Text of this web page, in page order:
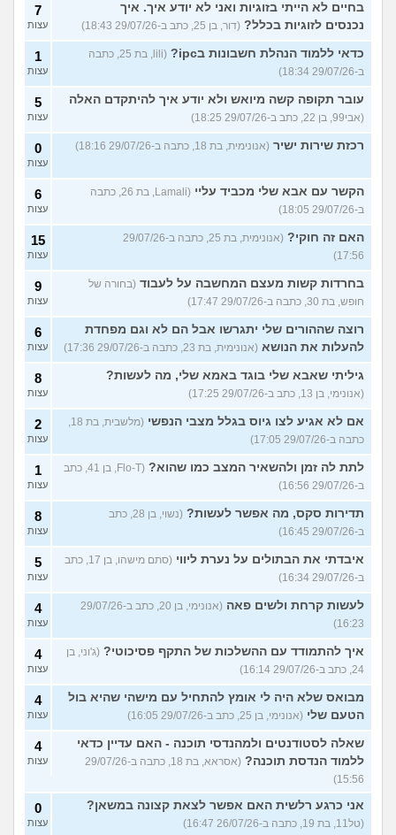
בחיים לא הייתי בזוגיות ואני לא יודע איך. איך
נכנסים לזוגיות בכלל? (דור, בן 25, כתב ב-29/07/26 18:43)
7
עצות
כדאי ללמוד הנהלת חשבונות בipc?
(lili, בת 25, כתבה
ב-29/07/26 18:34)
1
עצות
עובר תקופה קשה מיואש ולא יודע איך להיתקדם האלה
(אבי99, בן 22, כתב ב-29/07/26 18:25)
5
עצות
רכזת שירות ישיר (אנונימית, בת 18, כתבה ב-29/07/26 18:16) 0
עצות
הקשר עם אבא שלי מכביד עליי
(Lamali, בת 26, כתבה
ב-29/07/26 18:05)
6
עצות
האם זה חוקי?
(אנונימית, בת 25, כתבה ב-29/07/26
17:56)
15
עצות
בחרדות קשות מעצם המחשבה על לעבוד (בחורה של
חופש, בת 30, כתבה ב-29/07/26 17:47)
9
עצות
רוצה שההורים שלי יתגרשו אבל הם לא וגם מפחדת
להעלות את הנושא (אנונימית, בת 23, כתבה ב-29/07/26 17:36)
6
עצות
גיליתי שאבא שלי בוגד באמא שלי, מה לעשות?
(אנונימי, בן 13, כתב ב-29/07/26 17:25)
8
עצות
אם לא אגיע לצו גיוס בגלל מצבי הנפשי
(מלשבית, בת 18,
כתבה ב-29/07/26 17:05)
2
עצות
לתת לה זמן ולהשאיר המצב כמו שהוא?
(Flo-T, בן 41, כתב
ב-29/07/26 16:56)
1
עצות
תדירות סקס, מה אפשר לעשות?
(נשוי, בן 28, כתב
ב-29/07/26 16:45)
8
עצות
איבדתי את הבתולים על נערת ליווי
(סתם מישהו, בן 17, כתב
ב-29/07/26 16:34)
5
עצות
לעשות קרחת ולשים פאה
(אנונימי, בן 20, כתב ב-29/07/26
16:23)
4
עצות
איך להתמודד עם ההשלכות של התקף פסיכוטי? (ג'וני, בן
24, כתב ב-29/07/26 16:14)
4
עצות
מבואס שלא היה לי אומץ להתחיל עם מישהי שהיא בול
הטעם שלי (אנונימי, בן 25, כתב ב-29/07/26 16:05)
4
עצות
שאלה לסטודנטים ולמהנדסי תוכנה - האם עדיין כדאי
ללמוד הנדסת תוכנה?
(אסראא, בת 18, כתבה ב-29/07/26
15:56)
4
עצות
אני כרגע רלשית האם אפשר לצאת קצונה במשאן?
(טל11, בת 19, כתבה ב-26/07/26 16:47)
0
עצות